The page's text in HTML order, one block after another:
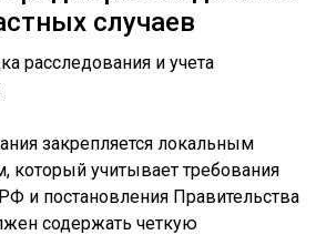
случаев
закрепляется локальным
который учитывает требования
и постановления Правительства
содержать четкую